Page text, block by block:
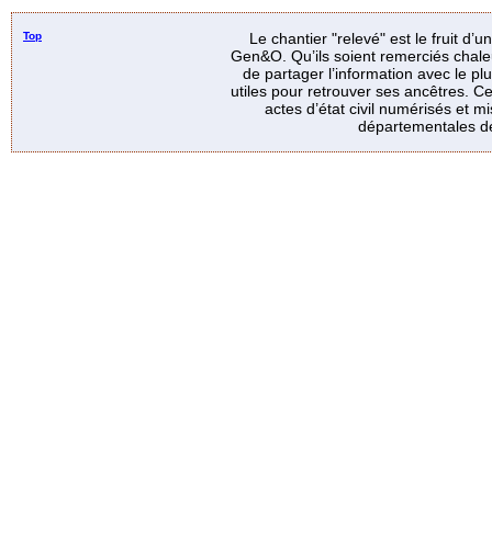
Top
Le chantier "relevé" est le fruit
Gen&O. Qu’ils soient remerciés
de partager l’information avec le
utiles pour retrouver ses ancêtres.
actes d’état civil numérisés et
départementales